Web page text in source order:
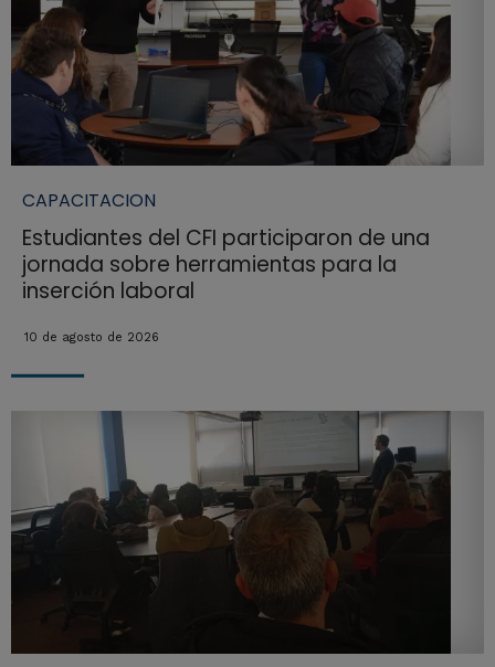
CAPACITACION
Estudiantes del CFI participaron de una
jornada sobre herramientas para la
inserción laboral
10 de agosto de 2026